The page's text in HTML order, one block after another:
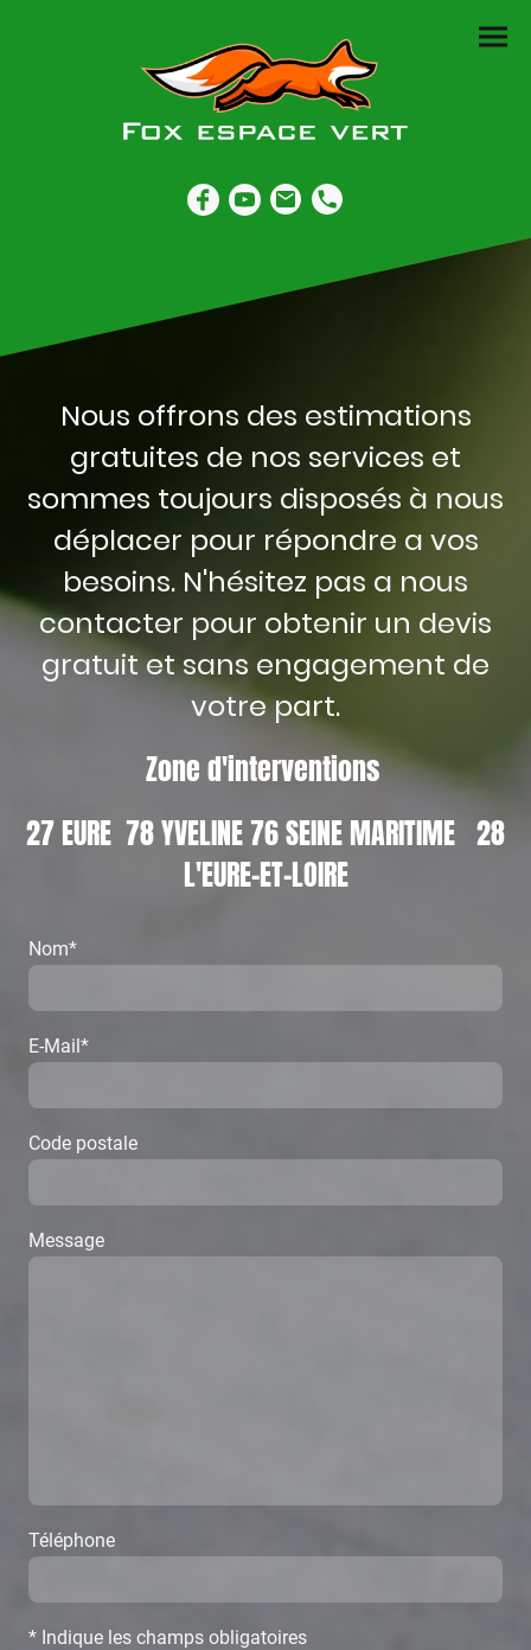
Nous offrons des estimations
gratuites de nos services et
sommes toujours disposés à nous
déplacer pour répondre a vos
besoins. N'hésitez pas a nous
contacter pour obtenir un devis
gratuit et sans engagement de
votre part.
Zone d'interventions
27 EURE 78 YVELINE 76 SEINE MARITIME 28
L'EURE-ET-LOIRE
Nom*
E-Mail*
Code postale
Message
Téléphone
* Indique les champs obligatoires